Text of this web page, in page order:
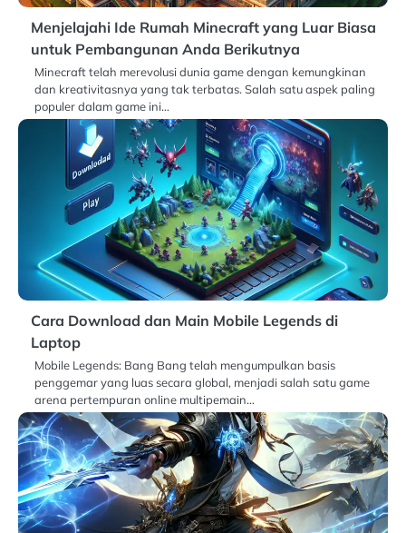
Menjelajahi Ide Rumah Minecraft yang Luar Biasa
untuk Pembangunan Anda Berikutnya
Minecraft telah merevolusi dunia game dengan kemungkinan
dan kreativitasnya yang tak terbatas. Salah satu aspek paling
populer dalam game ini…
Cara Download dan Main Mobile Legends di
Laptop
Mobile Legends: Bang Bang telah mengumpulkan basis
penggemar yang luas secara global, menjadi salah satu game
arena pertempuran online multipemain…